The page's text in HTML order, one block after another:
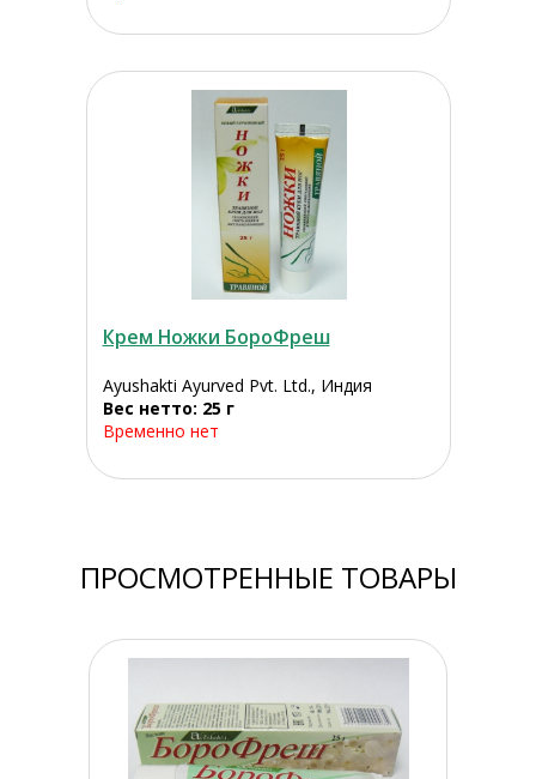
Крем Ножки БороФреш
Ayushakti Ayurved Pvt. Ltd., Индия
Вес нетто: 25 г
Временно нет
ПРОСМОТРЕННЫЕ ТОВАРЫ